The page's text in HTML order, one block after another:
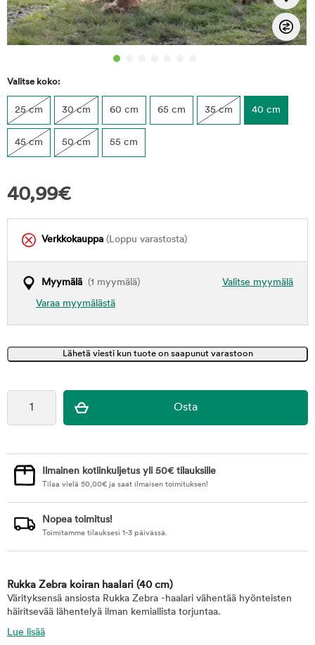
Valitse koko:
25 cm 30 cm 60 cm 65 cm 35 cm 40 cm
45 cm 50 cm 55 cm
40,99€
Verkkokauppa (Loppu varastosta)
Valitse myymälä
Myymälä (1 myymälä)
Varaa myymälästä
Ilmainen kotiinkuljetus yli 50€ tilauksille
Tilaa vielä 50,00€ ja saat ilmaisen toimituksen!
Nopea toimitus!
Toimitamme tilauksesi 1-3 päivässä.
Rukka Zebra koiran haalari (40 cm)
Värityksensä ansiosta Rukka Zebra -haalari vähentää hyönteisten
häiritsevää lähentelyä ilman kemiallista torjuntaa.
Lue lisää